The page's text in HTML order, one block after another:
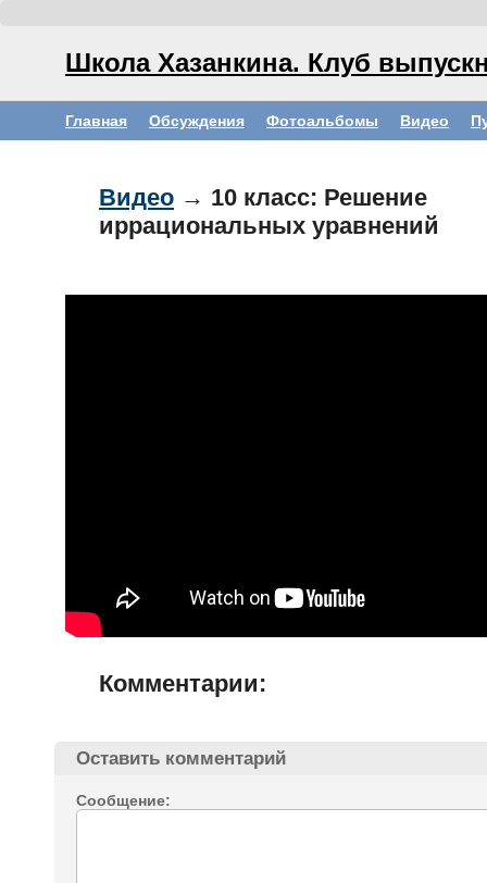
Школа Хазанкина. Клуб
Главная Обсуждения Фотоальбомы Видео
Видео → 10 класс: Решение
иррациональных уравнений
Комментарии:
Оставить комментарий
Сообщение: